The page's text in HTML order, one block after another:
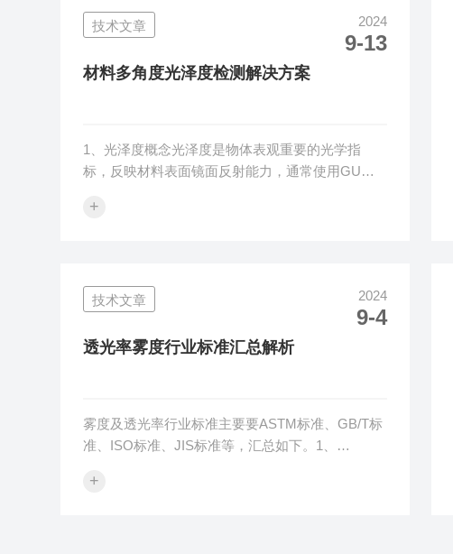
离入射方向，这部分光量称之为散射光通量Td。雾
度值即散射光通量Td与透射总光通量Tt百分比，传
统的雾度称之为宽角雾度或近角雾度。3、行业标
技术文章 2024
9-13
材料多角度光泽度检测解决方案
1、光泽度概念光泽度是物体表观重要的光学指
标，反映材料表面镜面反射能力，通常使用GU作
标，片材、薄膜、镀膜、涂层等样品的光泽度均可
角度测量要求。3、测量方法3.1、光泽角度有5个通
用角度，分别是20°、45°、60、°75°和85°，分别对
应高光泽、中光泽、低光泽。3.2、按照AST...
+
技术文章 2024
9-4
透光率雾度行业标准汇总解析
雾度及透光率行业标准主要要ASTM标准、GB/T标
准、ISO标准、JIS标准等，汇总如下。1、
GB/T2410标准参考ASTMD1003标准制定而成，但
+